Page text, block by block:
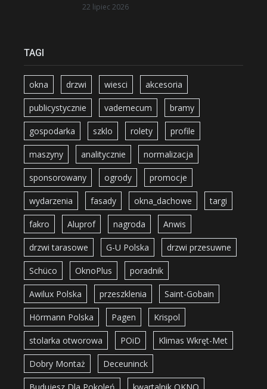
22 lipiec 2026
TAGI
okna drzwi wiesci akcesoria
publicystycznie vademecum bramy
gospodarka szklo rolety profile
maszyny analitycznie normalizacja
sponsorowany ogrody promocje
wydarzenia fasady okna_dachowe targi
fakro Aluprof nagroda Anwis
drzwi tarasowe G-U Polska drzwi przesuwne
Schüco OknoPlus poradnik
Awilux Polska przeszklenia Saint-Gobain
Hörmann Polska Pagen Krispol
stolarka otworowa POiD Klimas Wkręt-Met
Dobry Montaż Deceuninck